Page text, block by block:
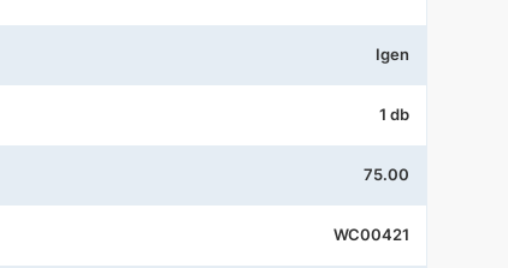
Igen
1 db
75.00
WC00421